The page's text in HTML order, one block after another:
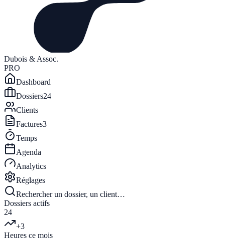
Dubois & Assoc.
PRO
Dashboard
Dossiers24
Clients
Factures3
Temps
Agenda
Analytics
Réglages
Rechercher un dossier, un client…
Dossiers actifs
24
+3
Heures ce mois